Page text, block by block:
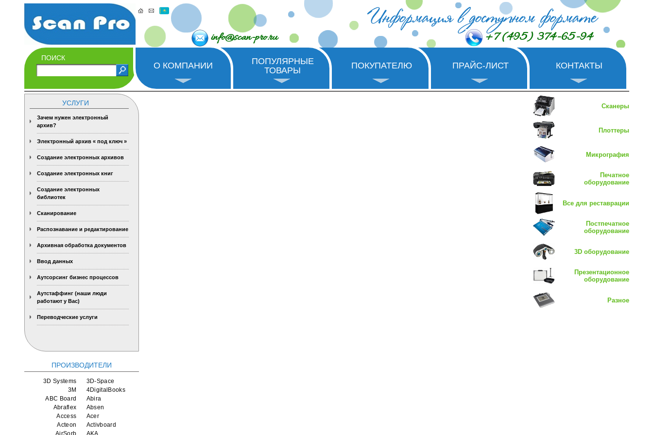
info@scan-pro.ru +7 (495) 374-65-94
ПОИСК
О КОМПАНИИ
ПОПУЛЯРНЫЕ
ТОВАРЫ
ПОКУПАТЕЛЮ ПРАЙС-ЛИСТ КОНТАКТЫ
УСЛУГИ
Зачем нужен электронный
архив?
Электронный архив « под ключ »
Создание электронных архивов
Создание электронных книг
Создание электронных
библиотек
Сканирование
Распознавание и редактирование
Архивная обработка документов
Ввод данных
Аутсорсинг бизнес процессов
Аутстаффинг (наши люди
работают у Вас)
Переводческие услуги
ПРОИЗВОДИТЕЛИ
3D Systems
3D-Space
3M
4DigitalBooks
ABC Board
Abira
Abraflex
Absen
Access
Acer
Acteon
Activboard
AirSorb
AKA
Сканеры
Плоттеры
Микрография
Печатное
оборудование
Все для реставрации
Постпечатное
оборудование
3D оборудование
Презентационное
оборудование
Разное